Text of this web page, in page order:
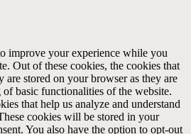
improve your experience while you
Out of these cookies, the cookies that
are stored on your browser as they are
basic functionalities of the website.
that help us analyze and understand
cookies will be stored in your
You also have the option to opt-out